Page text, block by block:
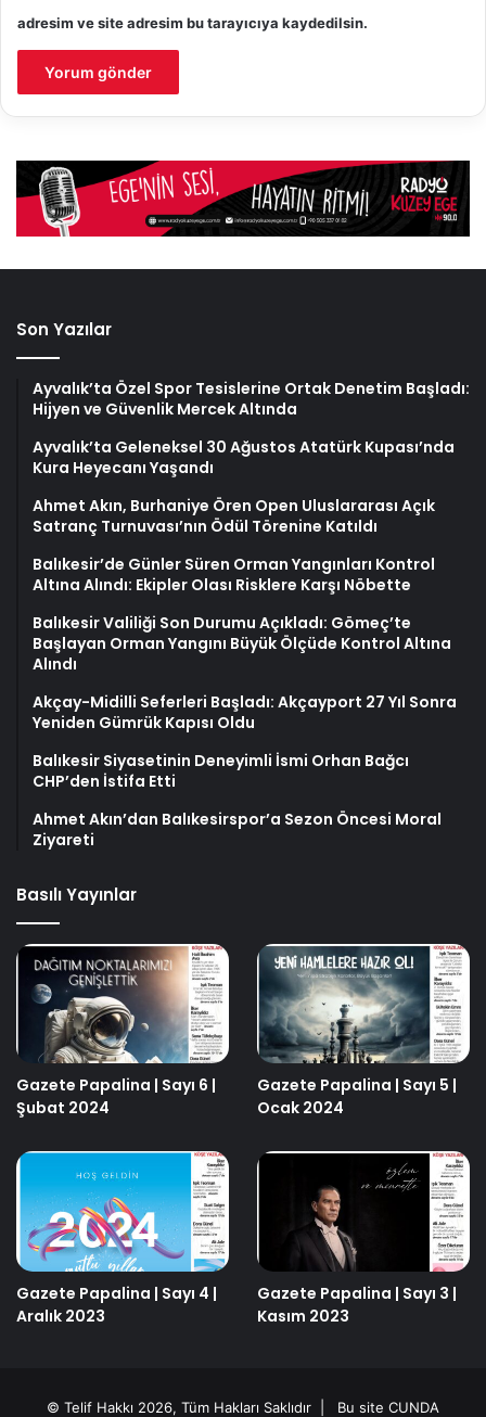
adresim ve site adresim bu tarayıcıya kaydedilsin.
Son Yazılar
Ayvalık’ta Özel Spor Tesislerine Ortak Denetim Başladı:
Hijyen ve Güvenlik Mercek Altında
Ayvalık’ta Geleneksel 30 Ağustos Atatürk Kupası’nda
Kura Heyecanı Yaşandı
Ahmet Akın, Burhaniye Ören Open Uluslararası Açık
Satranç Turnuvası’nın Ödül Törenine Katıldı
Balıkesir’de Günler Süren Orman Yangınları Kontrol
Altına Alındı: Ekipler Olası Risklere Karşı Nöbette
Balıkesir Valiliği Son Durumu Açıkladı: Gömeç’te
Başlayan Orman Yangını Büyük Ölçüde Kontrol Altına
Alındı
Akçay-Midilli Seferleri Başladı: Akçayport 27 Yıl Sonra
Yeniden Gümrük Kapısı Oldu
Balıkesir Siyasetinin Deneyimli İsmi Orhan Bağcı
CHP’den İstifa Etti
Ahmet Akın’dan Balıkesirspor’a Sezon Öncesi Moral
Ziyareti
Basılı Yayınlar
Gazete Papalina | Sayı 6 |
Şubat 2024
Gazete Papalina | Sayı 5 |
Ocak 2024
Gazete Papalina | Sayı 4 |
Aralık 2023
Gazete Papalina | Sayı 3 |
Kasım 2023
© Telif Hakkı 2026, Tüm Hakları Saklıdır | Bu site CUNDA